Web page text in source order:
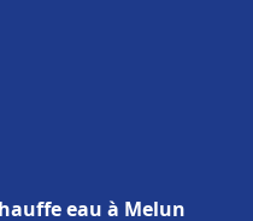
eau à Melun